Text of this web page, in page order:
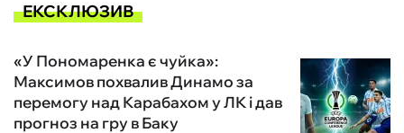
ЕКСКЛЮЗИВ
«У Пономаренка є чуйка»:
Максимов похвалив Динамо за
перемогу над Карабахом у ЛК і дав
прогноз на гру в Баку